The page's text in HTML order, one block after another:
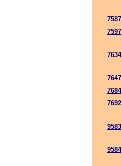
7587
7597
7634
7647
7684
7692
9583
9584